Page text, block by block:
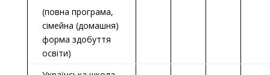
(повна програма,
сімейна (домашня)
форма здобуття
освіти)